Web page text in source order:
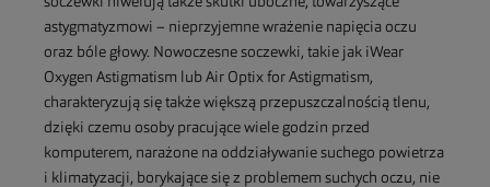
astygmatyzmowi – nieprzyjemne wrażenie napięcia oczu
oraz bóle głowy. Nowoczesne soczewki, takie jak iWear
Oxygen Astigmatism lub Air Optix for Astigmatism,
charakteryzują się także większą przepuszczalnością tlenu,
dzięki czemu osoby pracujące wiele godzin przed
komputerem, narażone na oddziaływanie suchego powietrza
i klimatyzacji, borykające się z problemem suchych oczu, nie